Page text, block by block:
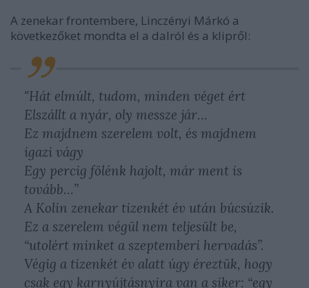
A zenekar frontembere, Linczényi Márkó a
következőket mondta el a dalról és a klipről:
"Hát elmúlt, tudom, minden véget ért
Elszállt a nyár, oly messze jár…
Ez majdnem szerelem volt, és majdnem
igazi vágy
Egy percig fölénk hajolt, már ment is
tovább…”
A Kolin zenekar tizenkét év után búcsúzik.
Ez a szerelem végül nem teljesült be,
“utolért minket a szeptemberi hervadás”.
Végig a tizenkét év alatt úgy éreztük, hogy
csak egy karnyújtásnyira van a siker: “egy